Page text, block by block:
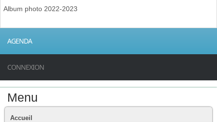
Album photo 2022-2023
AGENDA
CONNEXION
Menu
Accueil